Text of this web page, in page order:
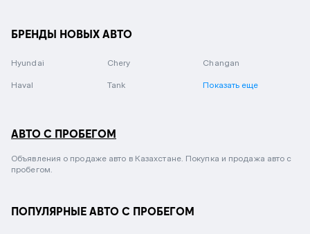
БРЕНДЫ НОВЫХ АВТО
Hyundai Chery Changan
Haval Tank Показать еще
АВТО С ПРОБЕГОМ
Объявления о продаже авто в Казахстане. Покупка и продажа авто с
пробегом.
ПОПУЛЯРНЫЕ АВТО С ПРОБЕГОМ